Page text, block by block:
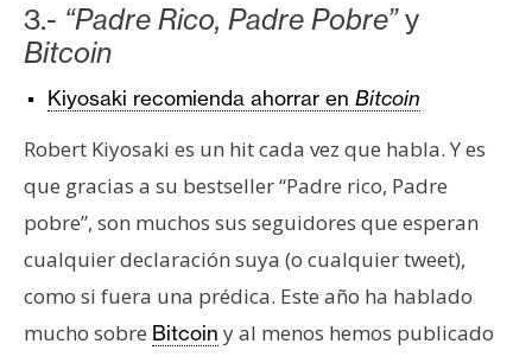
y
P
u
b
l
i
i
d
a
d
3.- “Padre Rico, Padre Pobre”y
Bitcoin
Kiyosaki recomienda ahorrar en Bitcoin
Robert Kiyosaki es un hit cada vez que habla. Y es
que gracias a su bestseller “Padre rico, Padre
pobre”, son muchos sus seguidores que esperan
cualquier declaración suya (o cualquier tweet),
como si fuera una prédica. Este año ha hablado
mucho sobre Bitcoin y al menos hemos publicado